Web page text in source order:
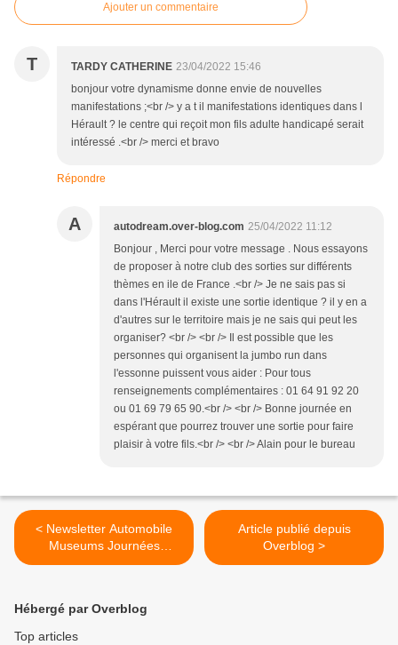
Ajouter un commentaire
T TARDY CATHERINE 23/04/2022 15:46
bonjour votre dynamisme donne envie de nouvelles
manifestations ;<br /> y a t il manifestations identiques dans l
Hérault ? le centre qui reçoit mon fils adulte handicapé serait
intéressé .<br /> merci et bravo
Répondre
A autodream.over-blog.com 25/04/2022 11:12
Bonjour , Merci pour votre message . Nous essayons
de proposer à notre club des sorties sur différents
thèmes en ile de France .<br /> Je ne sais pas si
dans l'Hérault il existe une sortie identique ? il y en a
d'autres sur le territoire mais je ne sais qui peut les
organiser? <br /> <br /> Il est possible que les
personnes qui organisent la jumbo run dans
l'essonne puissent vous aider : Pour tous
renseignements complémentaires : 01 64 91 92 20
ou 01 69 79 65 90.<br /> <br /> Bonne journée en
espérant que pourrez trouver une sortie pour faire
plaisir à votre fils.<br /> <br /> Alain pour le bureau
< Newsletter Automobile
Museums Journées
Européennes du Patrimoine
Article publié depuis
Overblog >
Hébergé par Overblog
Top articles